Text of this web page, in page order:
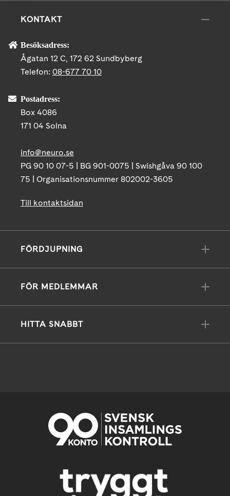
KONTAKT
Besöksadress:
Ågatan 12 C, 172 62 Sundbyberg
Telefon: 08-677 70 10
Postadress:
Box 4086
171 04 Solna
info@neuro.se
PG 90 10 07-5 | BG 901-0075 | Swishgåva 90 100
75 | Organisationsnummer 802002-3605
Till kontaktsidan
FÖRDJUPNING
FÖR MEDLEMMAR
HITTA SNABBT